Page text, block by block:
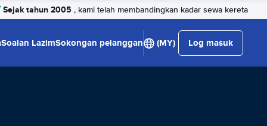
Sejak tahun 2005 , kami telah membandingkan kadar sewa kereta
Soalan LazimSokongan pelanggan (MY) Log masuk